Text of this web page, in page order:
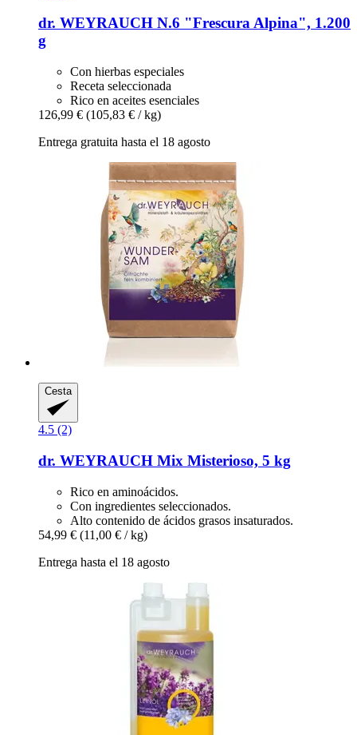
dr. WEYRAUCH N.6 "Frescura Alpina", 1.200
g
Con hierbas especiales
Receta seleccionada
Rico en aceites esenciales
126,99 € (105,83 € / kg)
Entrega gratuita hasta el 18 agosto
Cesta
4.5 (2)
dr. WEYRAUCH Mix Misterioso, 5 kg
Rico en aminoácidos.
Con ingredientes seleccionados.
Alto contenido de ácidos grasos insaturados.
54,99 € (11,00 € / kg)
Entrega hasta el 18 agosto